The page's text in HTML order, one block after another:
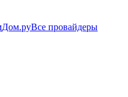
Дом.руВсе провайдеры